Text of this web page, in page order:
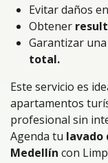
Evitar daños
Obtener
Garantizar una
total.
Este servicio es
apartamentos
profesional sin
Agenda tu lavado
Medellín con